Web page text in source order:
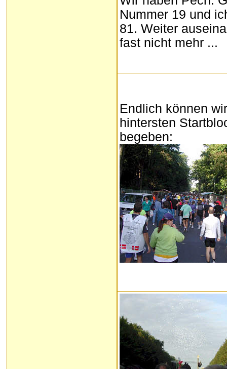
Nummer 19 und
81. Weiter
fast nicht mehr ...
Endlich können
hintersten
begeben: